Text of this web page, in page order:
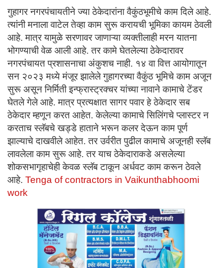
गुहागर नगरपंचायतीने ज्या ठेकेदारांना वैकुंठभूमीचे काम दिले आहे.
त्यांनी मनाला वाटेल तेव्हा काम सुरू करायची भूमिका कायम ठेवली
आहे. मात्र यामुळे सरणावर जाणाऱ्या व्यक्तीलाही मरन यातना
भोगण्याची वेळ आली आहे. तर कामे घेतलेल्या ठेकेदारावर
नगरपंचायत प्रशासनाचा अंकुशच नाही. १४ वा वित्त आयोगातून
सन २०२३ मध्ये मंजूर झालेले गुहागरच्या वैकुंठ भूमिचे काम अजून
सुरू असून निर्मिती इन्फ्रास्ट्रक्चर यांच्या नावाने कामाचे टेंडर
घेतले गेले आहे. मात्र प्रत्यक्षात सागर पवार हे ठेकेदार सब
ठेकेदार म्हणून करत आहेत. केलेल्या कामाचे सिलिंगचे प्लास्टर न
करताच स्लॅबचे खड्डे हाताने भरून कलर देऊन काम पूर्ण
झाल्याचे दाखवीले आहेत. तर उर्वरीत पुढील कामाचे अजूनही स्लॅब
लावलेला काम सुरू आहे. तर याच ठेकेदाराकडे असलेल्या
शोकसभागृहाचेही केवळ स्लॅब टाकून अर्धवट काम करून ठेवले
आहे. Tenga of contractors in Vaikunthabhoomi
work